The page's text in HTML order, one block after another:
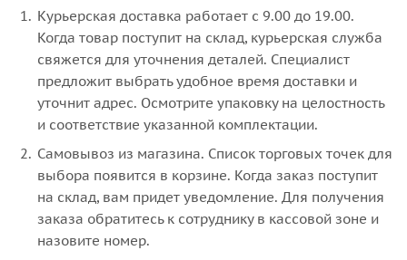
Курьерская доставка работает с 9.00 до 19.00.
Когда товар поступит на склад, курьерская служба
свяжется для уточнения деталей. Специалист
предложит выбрать удобное время доставки и
уточнит адрес. Осмотрите упаковку на целостность
и соответствие указанной комплектации.
Самовывоз из магазина. Список торговых точек для
выбора появится в корзине. Когда заказ поступит
на склад, вам придет уведомление. Для получения
заказа обратитесь к сотруднику в кассовой зоне и
назовите номер.